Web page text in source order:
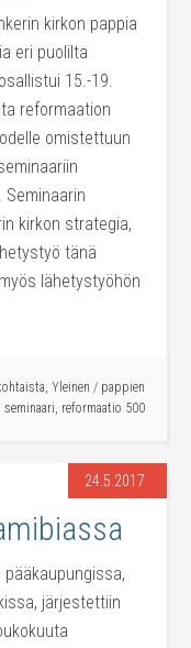
kirkon pappia
eri puolilta
15.-19.
reformaation
omistettuun
Seminaarin
kirkon strategia,
tänä
lähetystyöhön
, Yleinen / pappien
seminaari, reformaatio 500
24.5.2017
pääkaupungissa,
järjestettiin